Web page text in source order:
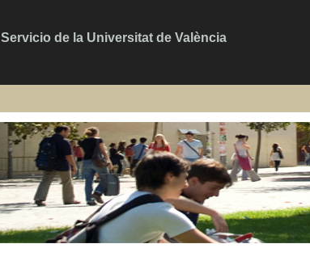
Servicio de la Universitat de València